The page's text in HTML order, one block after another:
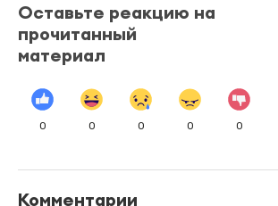
Оставьте реакцию на
прочитанный
материал
0 0 0 0 0
Комментарии